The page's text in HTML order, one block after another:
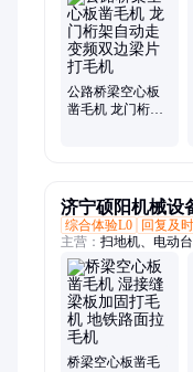
公路桥梁空心板
凿毛机 龙门桁架
济宁硕阳机械设
综合体验L0
回复及时
主营： 扫地机、电动
毛机、排水管台车、
机、振动器、注浆机
机、刮平尺、捆扎机
车
桥梁空心板凿毛